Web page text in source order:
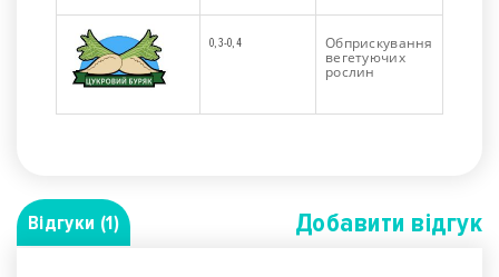
0,3-0,4 Обприскування
вегетуючих
рослин
Відгуки (1) Добавити вiдгук